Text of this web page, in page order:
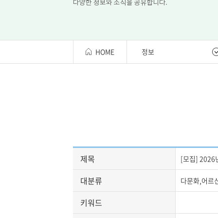
HOME 정보
제목 [모집] 2026
대분류 다문화,어르
키워드